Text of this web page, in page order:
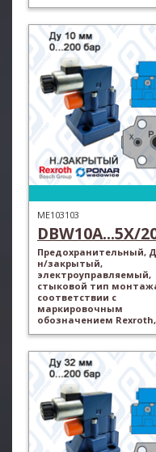
ME103103
DBW10A...5X/
Предохранительный,
н/закрытый,
электроуправляемый,
стыковой тип
соответствии с
маркировочным
обозначением